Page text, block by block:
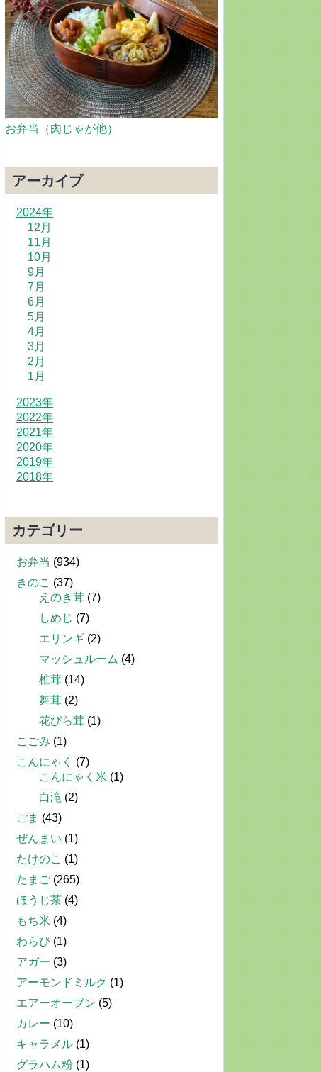
お弁当（肉じゃが他）
アーカイブ
2024年
12月
11月
10月
9月
7月
6月
5月
4月
3月
2月
1月
2023年
2022年
2021年
2020年
2019年
2018年
カテゴリー
お弁当 (934)
きのこ (37)
えのき茸 (7)
しめじ (7)
エリンギ (2)
マッシュルーム (4)
椎茸 (14)
舞茸 (2)
花びら茸 (1)
こごみ (1)
こんにゃく
(7)
こんにゃく米 (1)
白滝 (2)
ごま (43)
ぜんまい (1)
たけのこ (1)
たまご (265)
ほうじ茶 (4)
もち米 (4)
わらび(1)
アガー (3)
アーモンドミルク (1)
エアーオーブン (5)
カレー (10)
キャラメル (1)
グラハム粉 (1)